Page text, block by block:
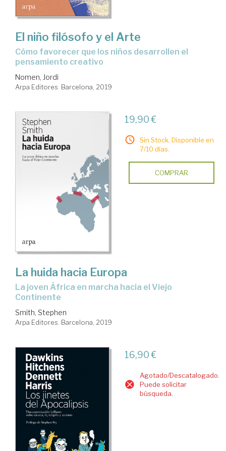
El niño filósofo y el Arte
cómo favorecer que los niños desarrollen el
pensamiento creativo
Nomen, Jordi
Arpa Editores. Barcelona, 2019
19,90 €
Sin Stock. Disponible en
7/10 días.
COMPRAR
La huida hacia Europa
la joven África en marcha hacia el Viejo
Continente
Smith, Stephen
Arpa Editores. Barcelona, 2019
16,90 €
Agotado/Descatalogado.
Puede solicitar
búsqueda.